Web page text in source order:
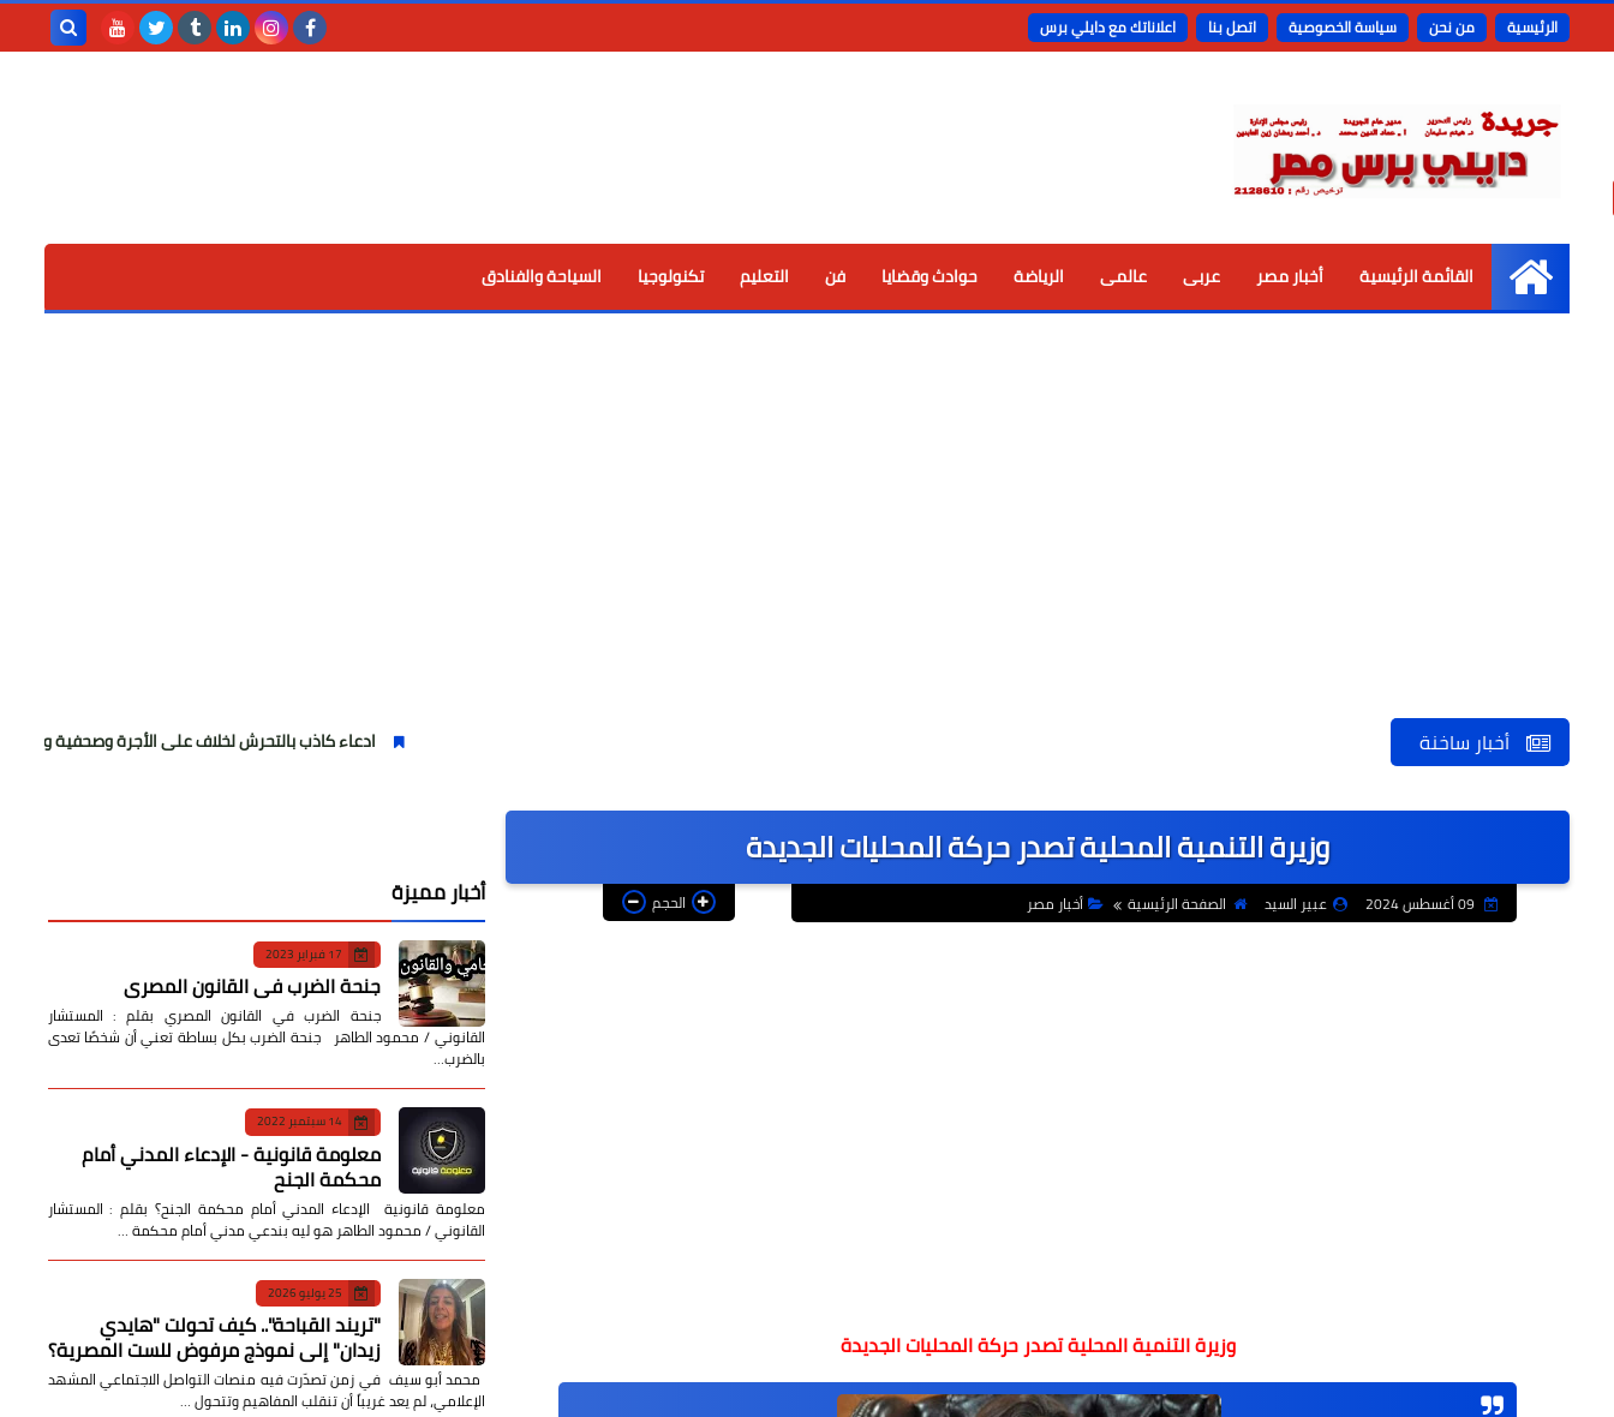
الرئيسية من نحن سياسة الخصوصية اتصل بنا اعلاناتك مع دايلي برس
الرئيسية
القائمة الرئيسية أخبار مصر عربى عالمى الرياضة حوادث وقضايا فن التعليم تكنولوجيا السياحة والفنادق
أخبار ساخنة ادعاء كاذب بالتحرش لخلاف على الأجرة وصحفية وهمية
وزيرة التنمية المحلية تصدر حركة المحليات الجديدة
عبير السيد الصفحة الرئيسية أخبار مصر الحجم
وزيرة التنمية المحلية تصدر حركة المحليات الجديدة
أخبار مميزة
17 فبراير 2023
جنحة الضرب في القانون المصري
جنحة الضرب في القانون المصري بقلم : المستشار
القانوني / محمود الطاهر جنحة الضرب بكل بساطة تعني أن شخصًا تعدى
بالضرب…
14 سبتمبر 2022
معلومة قانونية - الإدعاء المدني أمام
محكمة الجنح
معلومة قانونية الإدعاء المدني أمام محكمة الجنح؟ بقلم : المستشار
القانوني / محمود الطاهر هو ليه بندعي مدني أمام محكمة …
25 يوليو 2026
​"تريند القباحة".. كيف تحولت "هايدي
زيدان" إلى نموذج مرفوض للست المصرية؟
​ محمد أبو سيف ​في زمن تصدّرت فيه منصات التواصل الاجتماعي المشهد
الإعلامي، لم يعد غريباً أن تنقلب المفاهيم وتتحول …